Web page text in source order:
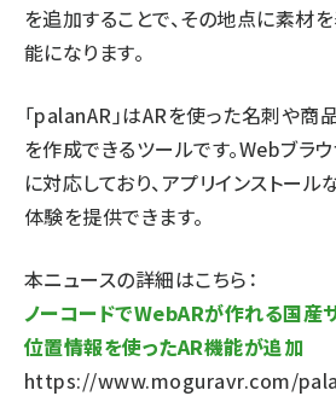
を追加することで、その地点に素材
能になります。
「palanAR」はARを使った名刺や商
を作成できるツールです。Webブラウ
に対応しており、アプリインストー
体験を提供できます。
本ニュースの詳細はこちら：
ノーコードでWebARが作れる国産
位置情報を使ったAR機能が追加
https://www.moguravr.com/